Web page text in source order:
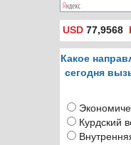
USD 77,9568
Какое
сегодня
Курдский